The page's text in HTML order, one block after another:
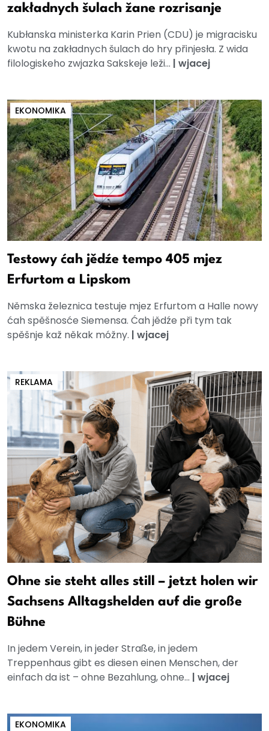
zakładnych šulach žane rozrisanje
Kubłanska ministerka Karin Prien (CDU) je migracisku
kwotu na zakładnych šulach do hry přinjesła. Z wida
filologiskeho zwjazka Sakskeje leži... | wjacej
EKONOMIKA
Testowy ćah jědźe tempo 405 mjez
Erfurtom a Lipskom
Němska železnica testuje mjez Erfurtom a Halle nowy
ćah spěšnosće Siemensa. Ćah jědźe při tym tak
spěšnje kaž někak móžny. | wjacej
REKLAMA
Ohne sie steht alles still – jetzt holen wir
Sachsens Alltagshelden auf die große
Bühne
In jedem Verein, in jeder Straße, in jedem
Treppenhaus gibt es diesen einen Menschen, der
einfach da ist – ohne Bezahlung, ohne... | wjacej
EKONOMIKA